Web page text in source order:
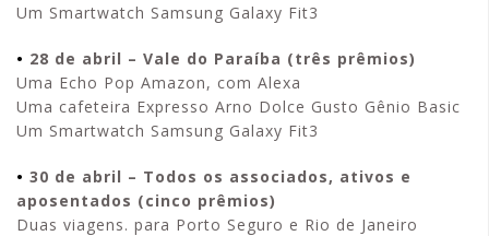
Um Smartwatch Samsung Galaxy Fit3
• 28 de abril – Vale do Paraíba (três prêmios)
Uma Echo Pop Amazon, com Alexa
Uma cafeteira Expresso Arno Dolce Gusto Gênio Basic
Um Smartwatch Samsung Galaxy Fit3
• 30 de abril – Todos os associados, ativos e
aposentados (cinco prêmios)
Duas viagens. para Porto Seguro e Rio de Janeiro